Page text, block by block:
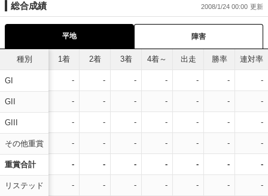
総合成績 2008/1/24 00:00
平地 障害
種別
GI
GII
GIII
その他重賞
重賞合計
リステッド
1着 2着 3着 4着～ 出走 勝率 連対率
- - - - - - -
- - - - - - -
- - - - - - -
- - - - - - -
- - - - - - -
- - - - - - -